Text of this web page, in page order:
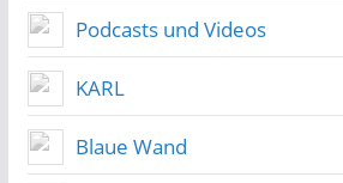
Podcasts und Videos
KARL
Blaue Wand